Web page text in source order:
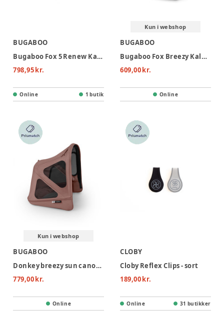
BUGABOO
Bugaboo Fox 5 Renew Kaleche - Moon Grey
798,95 kr.
Online 1 butik
Kun i webshop
BUGABOO
Bugaboo Fox Breezy Kaleche - Midnight Black
609,00 kr.
Online
Kun i webshop
BUGABOO
Donkey breezy sun canopy Dusty Pink
779,00 kr.
Online
CLOBY
Cloby Reflex Clips - sort
189,00 kr.
Online 31 butikker